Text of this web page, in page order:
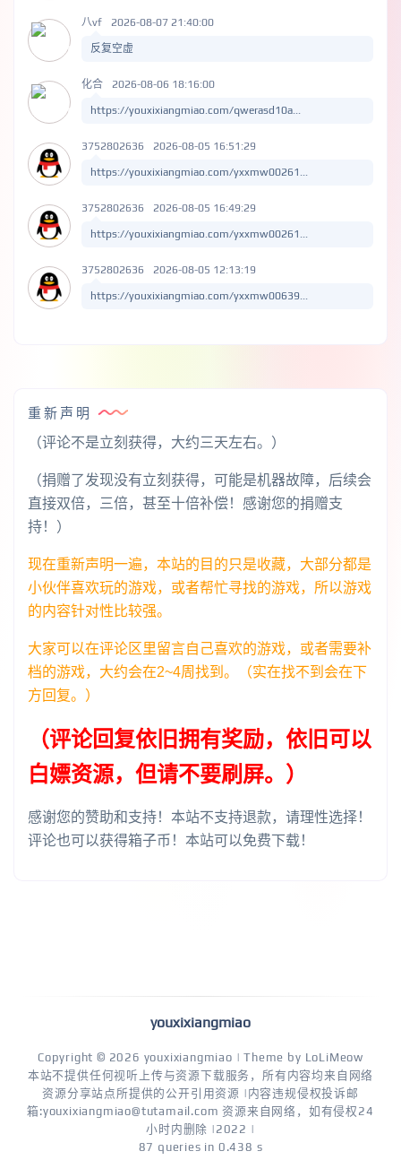
八vf 2026-08-07 21:40:00
反复空虚
化合 2026-08-06 18:16:00
https://youxixiangmiao.com/qwerasd10a...
3752802636 2026-08-05 16:51:29
https://youxixiangmiao.com/yxxmw00261...
3752802636 2026-08-05 16:49:29
https://youxixiangmiao.com/yxxmw00261...
3752802636 2026-08-05 12:13:19
https://youxixiangmiao.com/yxxmw00639...
重新声明
（评论不是立刻获得，大约三天左右。）
（捐赠了发现没有立刻获得，可能是机器故障，后续会
直接双倍，三倍，甚至十倍补偿！感谢您的捐赠支
持！）
现在重新声明一遍，本站的目的只是收藏，大部分都是
小伙伴喜欢玩的游戏，或者帮忙寻找的游戏，所以游戏
的内容针对性比较强。
大家可以在评论区里留言自己喜欢的游戏，或者需要补
档的游戏，大约会在2~4周找到。（实在找不到会在下
方回复。）
（评论回复依旧拥有奖励，依旧可以
白嫖资源，但请不要刷屏。）
感谢您的赞助和支持！本站不支持退款，请理性选择！
评论也可以获得箱子币！本站可以免费下载！
youxixiangmiao
Copyright © 2026 youxixiangmiao | Theme by LoLiMeow
本站不提供任何视听上传与资源下载服务，所有内容均来自网络
资源分享站点所提供的公开引用资源 |内容违规侵权投诉邮
箱:youxixiangmiao@tutamail.com 资源来自网络，如有侵权24
小时内删除 |2022 |
87 queries in 0.438 s